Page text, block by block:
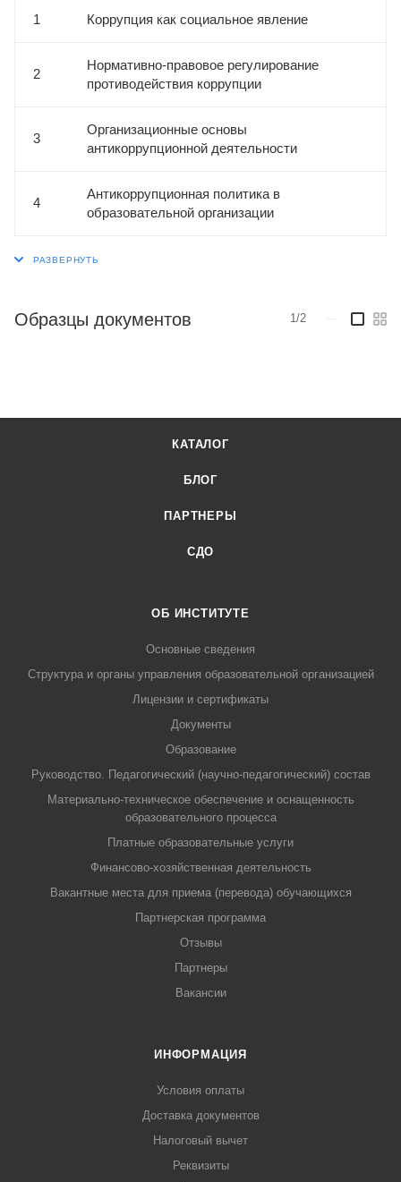
1 Коррупция как социальное явление
2
Нормативно-правовое регулирование
противодействия коррупции
3
Организационные основы
антикоррупционной деятельности
4
Антикоррупционная политика в
образовательной организации
Образцы документов 1/2
КАТАЛОГ
БЛОГ
ПАРТНЕРЫ
СДО
ОБ ИНСТИТУТЕ
Основные сведения
Структура и органы управления образовательной организацией
Лицензии и сертификаты
Документы
Образование
Руководство. Педагогический (научно-педагогический) состав
Материально-техническое обеспечение и оснащенность
образовательного процесса
Платные образовательные услуги
Финансово-хозяйственная деятельность
Вакантные места для приема (перевода) обучающихся
Партнерская программа
Отзывы
Партнеры
Вакансии
ИНФОРМАЦИЯ
Условия оплаты
Доставка документов
Налоговый вычет
Реквизиты